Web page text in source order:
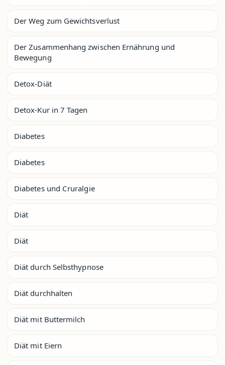
Der Weg zum Gewichtsverlust
Der Zusammenhang zwischen Ernährung und
Bewegung
Detox-Diät
Detox-Kur in 7 Tagen
Diabetes
Diabetes
Diabetes und Cruralgie
Diät
Diät
Diät durch Selbsthypnose
Diät durchhalten
Diät mit Buttermilch
Diät mit Eiern